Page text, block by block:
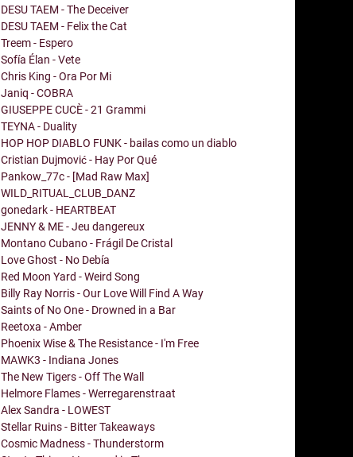
DESU TAEM - The Deceiver
DESU TAEM - Felix the Cat
Treem - Espero
Sofía Élan - Vete
Chris King - Ora Por Mi
Janiq - COBRA
GIUSEPPE CUCÈ - 21 Grammi
TEYNA - Duality
HOP HOP DIABLO FUNK - bailas como un diablo
Cristian Dujmović - Hay Por Qué
Pankow_77c - [Mad Raw Max]
WILD_RITUAL_CLUB_DANZ
gonedark - HEARTBEAT
JENNY & ME - Jeu dangereux
Montano Cubano - Frágil De Cristal
Love Ghost - No Debía
Red Moon Yard - Weird Song
Billy Ray Norris - Our Love Will Find A Way
Saints of No One - Drowned in a Bar
Reetoxa - Amber
Phoenix Wise & The Resistance - I'm Free
MAWK3 - Indiana Jones
The New Tigers - Off The Wall
Helmore Flames - Werregarenstraat
Alex Sandra - LOWEST
Stellar Ruins - Bitter Takeaways
Cosmic Madness - Thunderstorm